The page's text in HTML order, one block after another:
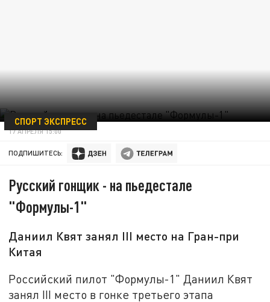
СПОРТ ЭКСПРЕСС
17 АПРЕЛЯ 15:00
ПОДПИШИТЕСЬ:
Русский гонщик - на пьедестале
"Формулы-1"
Даниил Квят занял III место на Гран-при
Китая
Российский пилот "Формулы-1" Даниил Квят
занял III место в гонке третьего этапа